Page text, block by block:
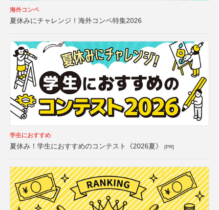
海外コンペ
夏休みにチャレンジ！海外コンペ特集2026
学生におすすめ
夏休み！学生におすすめのコンテスト《2026夏》 [PR]